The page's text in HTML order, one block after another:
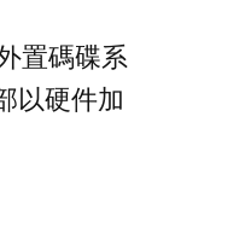
置碼碟系
以硬件加